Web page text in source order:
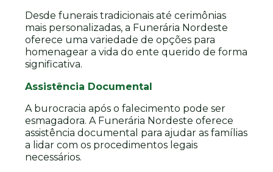
Desde funerais tradicionais até cerimônias
mais personalizadas, a Funerária Nordeste
oferece uma variedade de opções para
homenagear a vida do ente querido de forma
significativa.
Assistência Documental
A burocracia após o falecimento pode ser
esmagadora. A Funerária Nordeste oferece
assistência documental para ajudar as famílias
a lidar com os procedimentos legais
necessários.